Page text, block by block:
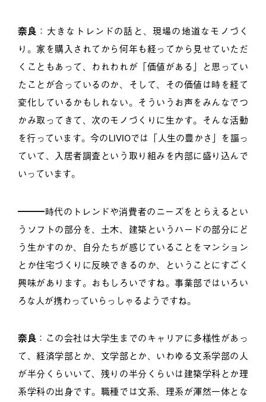
奈良 ：大きなトレンドの話と、現場の地道なモノづく
り。家を購入されてから何年も経ってから見せていただ
くこともあって、われわれが「価値がある」と思ってい
たことが合っているのか、そして、その価値は時を経て
変化しているかもしれない。そういうお声をみんなでつ
かみ取ってきて、次のモノづくりに生かす。そんな活動
を行っています。今のLIVIOでは「人生の豊かさ」を謳っ
ていて、入居者調査という取り組みを内部に盛り込んで
いっています。
━━━時代のトレンドや消費者のニーズをとらえるとい
うソフトの部分を、土木、建築というハードの部分にど
う生かすのか、自分たちが感じていることをマンション
とか住宅づくりに反映できるのか、ということにすごく
興味があります。おもしろいですね。事業部ではいろい
ろな人が携わっていらっしゃるようですね。
奈良 ：この会社は大学生までのキャリアに多様性があっ
て、経済学部とか、文学部とか、いわゆる文系学部の人
が半分くらいいて、残りの半分くらいは建築学科とか理
系学科の出身です。職種では文系、理系が渾然一体とな